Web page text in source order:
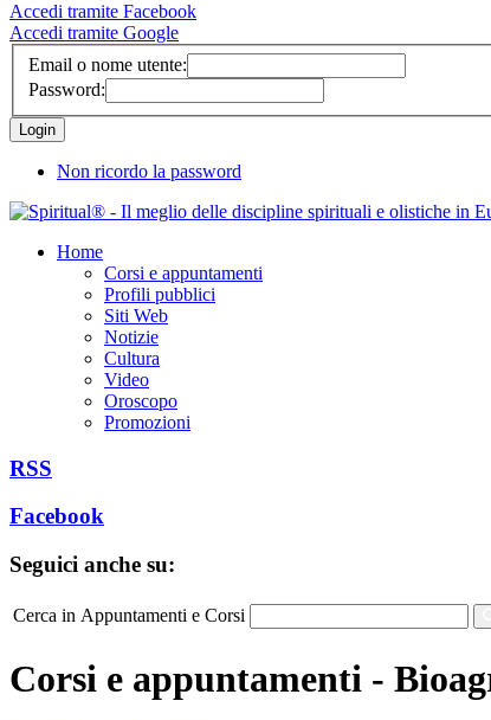
Accedi tramite Facebook
Accedi tramite Google
Email o nome utente:
Password:
Non ricordo la password
Home
Corsi e appuntamenti
Profili pubblici
Siti Web
Notizie
Cultura
Video
Oroscopo
Promozioni
RSS
Facebook
Seguici anche su:
Cerca in Appuntamenti e Corsi
Corsi e appuntamenti -